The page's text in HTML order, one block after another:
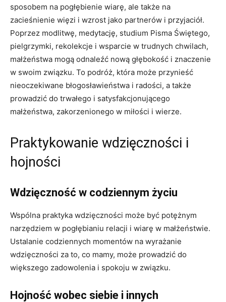
sposobem na pogłębienie wiarę, ale także na
zacieśnienie więzi i wzrost jako partnerów i przyjaciół.
Poprzez modlitwę, medytację, studium Pisma Świętego,
pielgrzymki, rekolekcje i wsparcie w trudnych chwilach,
małżeństwa mogą odnaleźć nową głębokość i znaczenie
w swoim związku. To podróż, która może przynieść
nieoczekiwane błogosławieństwa i radości, a także
prowadzić do trwałego i satysfakcjonującego
małżeństwa, zakorzenionego w miłości i wierze.
Praktykowanie wdzięczności i
hojności
Wdzięczność w codziennym życiu
Wspólna praktyka wdzięczności może być potężnym
narzędziem w pogłębianiu relacji i wiarę w małżeństwie.
Ustalanie codziennych momentów na wyrażanie
wdzięczności za to, co mamy, może prowadzić do
większego zadowolenia i spokoju w związku.
Hojność wobec siebie i innych